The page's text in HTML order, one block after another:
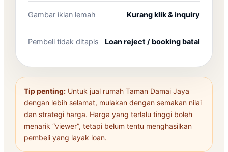
Gambar iklan lemah Kurang klik & inquiry
Pembeli tidak ditapis Loan reject / booking batal
Tip penting:Untuk jual rumah Taman Damai Jaya
dengan lebih selamat, mulakan dengan semakan nilai
dan strategi harga. Harga yang terlalu tinggi boleh
menarik “viewer”, tetapi belum tentu menghasilkan
pembeli yang layak loan.